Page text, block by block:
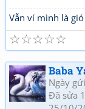
Vẫn ví mình là
☆
☆
☆
☆
☆
Baba
Ngày
Đã sửa